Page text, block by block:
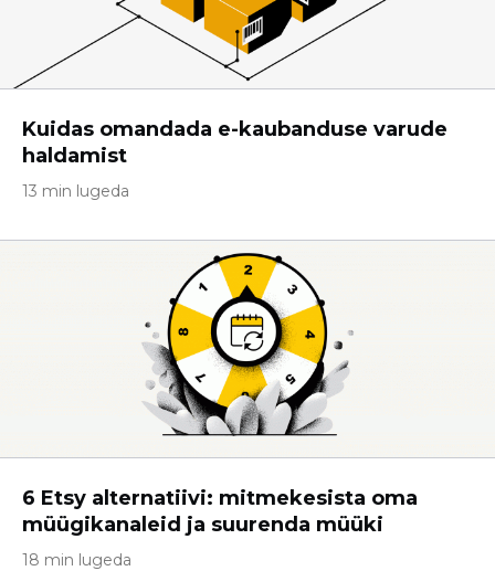
Kuidas omandada e-kaubanduse varude
haldamist
13 min lugeda
6 Etsy alternatiivi: mitmekesista oma
müügikanaleid ja suurenda müüki
18 min lugeda